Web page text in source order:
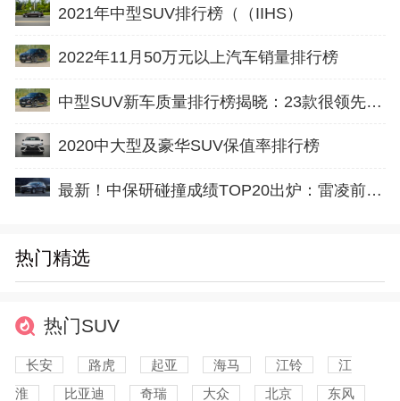
2021年中型SUV排行榜（（IIHS）
2022年11月50万元以上汽车销量排行榜
中型SUV新车质量排行榜揭晓：23款很领先，途观L上榜
2020中大型及豪华SUV保值率排行榜
最新！中保研碰撞成绩TOP20出炉：雷凌前十，哈弗
热门精选
热门SUV
长安 路虎 起亚 海马 江铃
江
淮
比亚迪 奇瑞 大众 北京 东风